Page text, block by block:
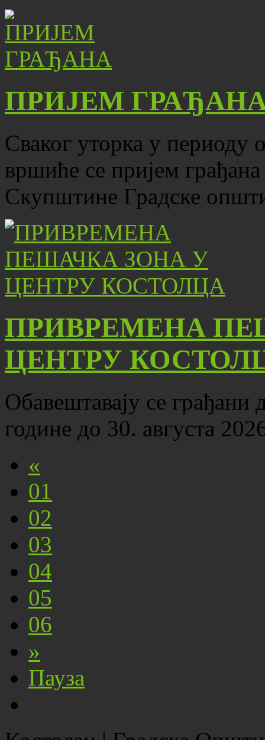
ПРИЈЕМ
Сваког уторка у периоду
вршиће се пријем
Скупштине Градске
ПРИВРЕМЕНА
ЦЕНТРУ
Обавештавају се грађани
године до 30. августа
«
01
02
03
04
05
06
»
Пауза